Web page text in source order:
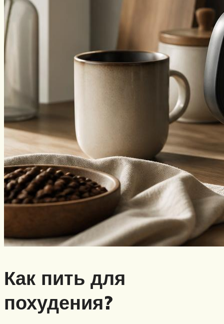
Как пить для
похудения?